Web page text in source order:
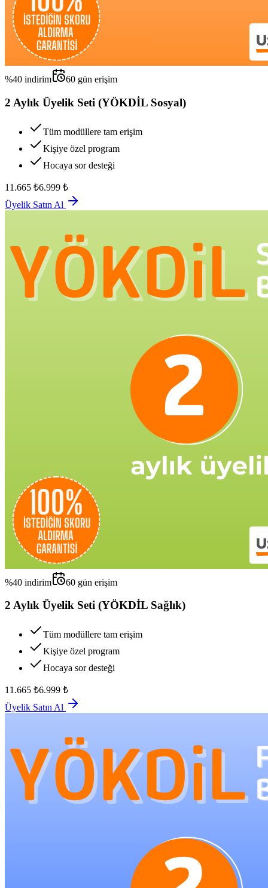
%40 indirim 60 gün erişim
2 Aylık Üyelik Seti (YÖKDİL Sosyal)
Tüm modüllere tam erişim
Kişiye özel program
Hocaya sor desteği
11.665 ₺6.999 ₺
Üyelik Satın Al
%40 indirim 60 gün erişim
2 Aylık Üyelik Seti (YÖKDİL Sağlık)
Tüm modüllere tam erişim
Kişiye özel program
Hocaya sor desteği
11.665 ₺6.999 ₺
Üyelik Satın Al